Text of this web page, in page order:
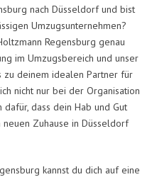
nach Düsseldorf und bist
Umzugsunternehmen?
Regensburg genau
im Umzugsbereich und unser
zu deinem idealen Partner für
nicht nur bei der Organisation
dass dein Hab und Gut
Zuhause in Düsseldorf
kannst du dich auf eine